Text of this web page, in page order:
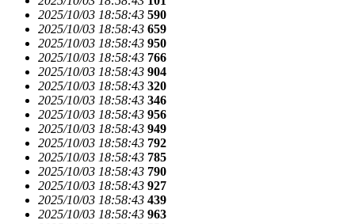
2025/10/03 18:58:43 590
2025/10/03 18:58:43 659
2025/10/03 18:58:43 950
2025/10/03 18:58:43 766
2025/10/03 18:58:43 904
2025/10/03 18:58:43 320
2025/10/03 18:58:43 346
2025/10/03 18:58:43 956
2025/10/03 18:58:43 949
2025/10/03 18:58:43 792
2025/10/03 18:58:43 785
2025/10/03 18:58:43 790
2025/10/03 18:58:43 927
2025/10/03 18:58:43 439
2025/10/03 18:58:43 963